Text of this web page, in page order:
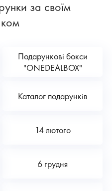
за своїм
Подарункові бокси
"ONEDEALBOX"
Каталог подарунків
14 лютого
6 грудня